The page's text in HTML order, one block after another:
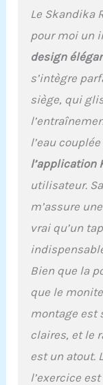
Le Skandika
pour moi un
design
s’intègre
siège, qui
l’eau
l’application
utilisateur.
m’assure
vrai qu’un
Bien que la
que le
montage est
claires, et le
est un atout.
l’exercice